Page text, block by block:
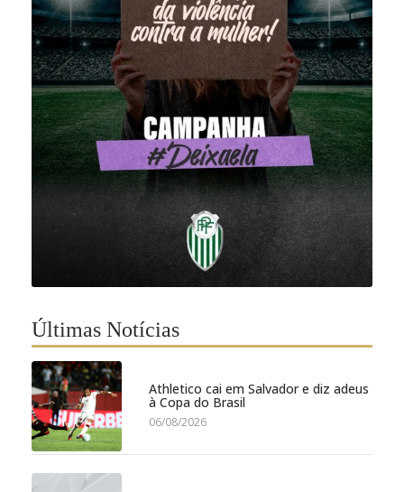
Últimas Notícias
Athletico cai em Salvador e diz adeus
à Copa do Brasil
06/08/2026